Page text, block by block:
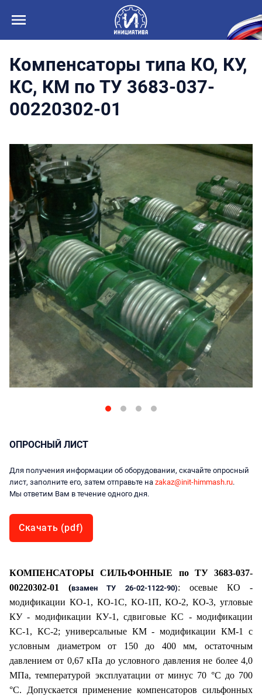
Компенсаторы типа КО, КУ,
КС, КМ по ТУ 3683-037-
00220302-01
КОМПЕНСАТОРЫ СИЛЬФОННЫЕ по ТУ 3683-037-
00220302-01 (взамен ТУ 26-02-1122-90): осевые КО -
модификации КО-1, КО-1С, КО-1П, КО-2, КО-3, угловые
КУ - модификации КУ-1, сдвиговые КС - модификации
КС-1, КС-2; универсальные КМ - модификации КМ-1 с
условным диаметром от 150 до 400 мм, остаточным
давлением от 0,67 кПа до условного давления не более 4,0
МПа, темпе­ратурой эксплуатации от минус 70 °С до 700
°С. Допускается применение компенсаторов сильфонных
ОПРОСНЫЙ ЛИСТ
Для получения информации об оборудовании, скачайте опросный
лист, заполните его, затем отправьте на zakaz@init-himmash.ru.
Мы ответим Вам в течение одного дня.
Скачать (pdf)